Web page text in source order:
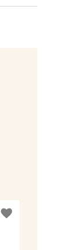
favorite